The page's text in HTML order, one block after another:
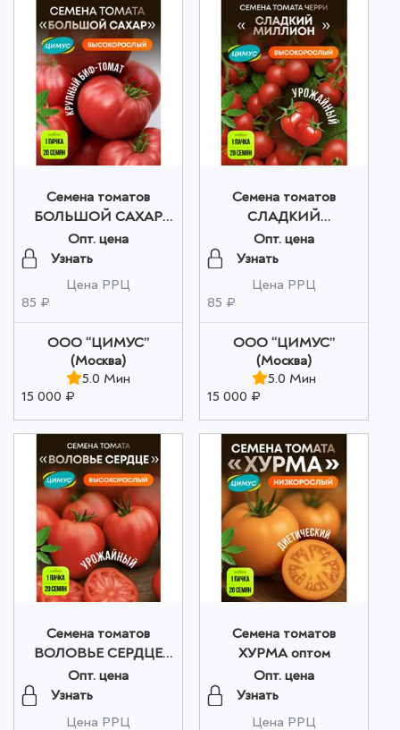
Семена томатов
БОЛЬШОЙ САХАР
оптом
Опт. цена
Узнать
Цена РРЦ
85 ₽
ООО “ЦИМУС”
(Москва)
5.0 Мин
15 000 ₽
Семена томатов
СЛАДКИЙ
МИЛЛИОН ЧЕРРИ
оптом
Опт. цена
Узнать
Цена РРЦ
85 ₽
ООО “ЦИМУС”
(Москва)
5.0 Мин
15 000 ₽
Семена томатов
ВОЛОВЬЕ СЕРДЦЕ
оптом
Опт. цена
Узнать
Цена РРЦ
Семена томатов
ХУРМА оптом
Опт. цена
Узнать
Цена РРЦ